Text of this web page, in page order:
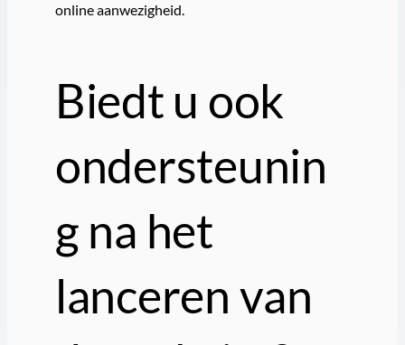
online aanwezigheid.
Biedt u ook
ondersteunin
g na het
lanceren van